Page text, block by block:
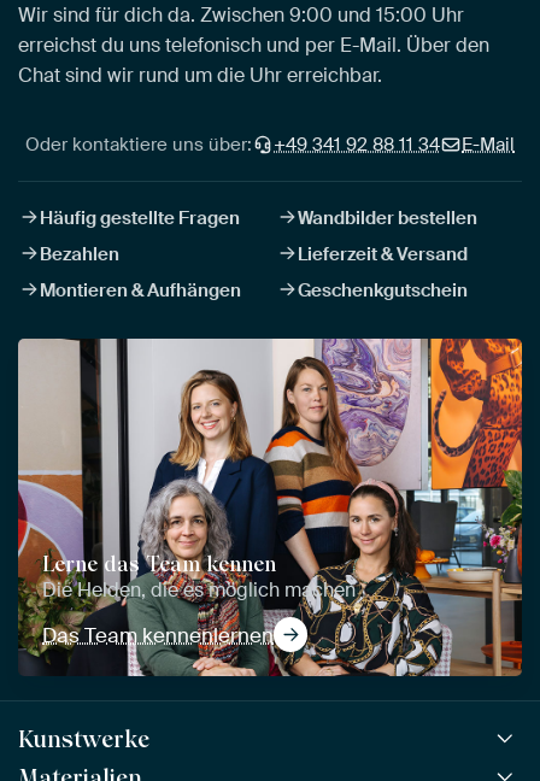
Wir sind für dich da. Zwischen 9:00 und 15:00 Uhr
erreichst du uns telefonisch und per E-Mail. Über den
Chat sind wir rund um die Uhr erreichbar.
Oder kontaktiere uns über: +49 341 92 88 11 34 E-Mail
Häufig gestellte Fragen
Wandbilder bestellen
Bezahlen
Lieferzeit & Versand
Montieren & Aufhängen
Geschenkgutschein
Lerne das Team kennen
Die Helden, die es möglich machen
Das Team kennenlernen
Kunstwerke